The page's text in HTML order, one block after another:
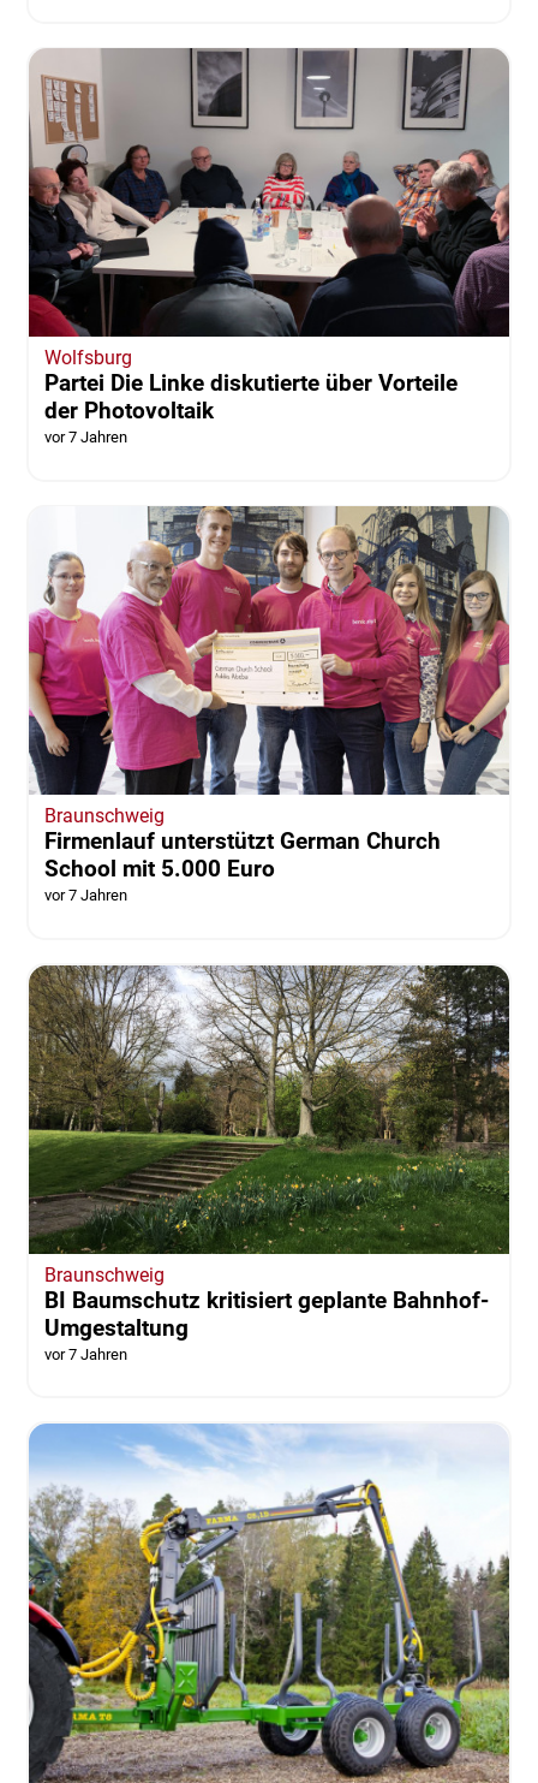
Wolfsburg
Partei Die Linke diskutierte über Vorteile
der Photovoltaik
vor 7 Jahren
Braunschweig
Firmenlauf unterstützt German Church
School mit 5.000 Euro
vor 7 Jahren
Braunschweig
BI Baumschutz kritisiert geplante Bahnhof-
Umgestaltung
vor 7 Jahren